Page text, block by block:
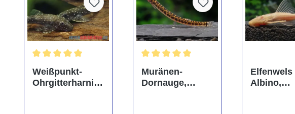
Weißpunkt-
Ohrgitterharnisc
Muränen-
Dornauge,
Elfenwels
Albino,